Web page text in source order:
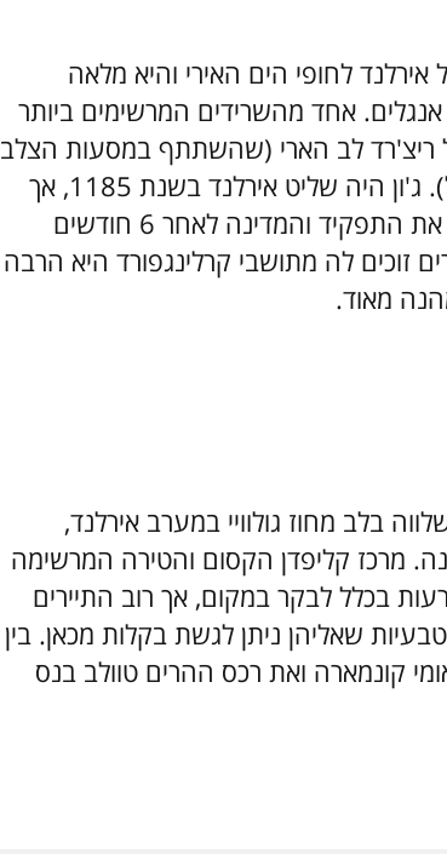
לחופי הים האירי והיא מלאה
אחד מהשרידים המרשימים ביותר
ריצ'רד לב הארי (שהשתתף במסעות הצלב
וגם לקח חלק בקרבות שנערכו בארץ ישראל). ג'ון היה שליט אירלנד בשנת 1185, אך
המקומיים רכשו לו בוז כה רב עד שהוא עזב את התפקיד והמדינה לאחר 6 חודשים
זוכים לה מתושבי קרלינגפורד היא הרבה
מאוד.
בלב מחוז גולוויי במערב אירלנד,
מרכז קליפדן הקסום והטירה המרשימה
בכלל לבקר במקום, אך רוב התיירים
שאליהן ניתן לגשת בקלות מכאן. בין
קונמארה ואת רכס ההרים טוולב בנס